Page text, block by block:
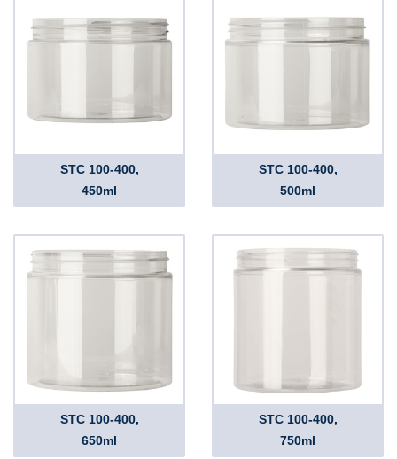
STC 100-400,
450ml
STC 100-400,
500ml
STC 100-400,
650ml
STC 100-400,
750ml